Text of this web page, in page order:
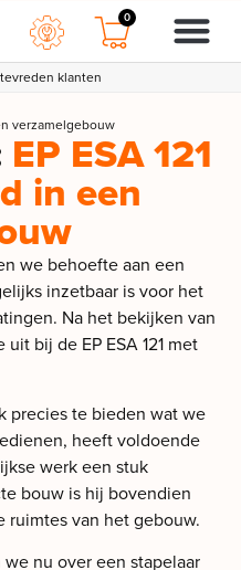
0
tevreden klanten
verzamelgebouw
EP ESA 121
in een
we behoefte aan een
inzetbaar is voor het
Na het bekijken van
bij de EP ESA 121 met
precies te bieden wat we
heeft voldoende
werk een stuk
bouw is hij bovendien
van het gebouw.
we nu over een stapelaar